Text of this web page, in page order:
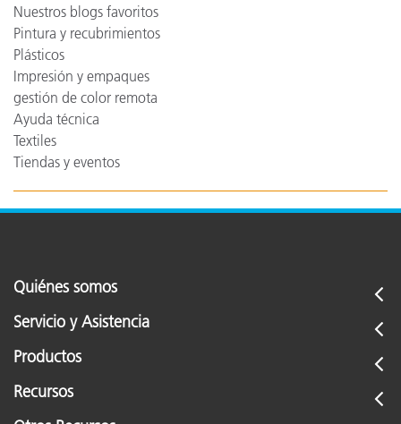
Nuestros blogs favoritos
Pintura y recubrimientos
Plásticos
Impresión y empaques
gestión de color remota
Ayuda técnica
Textiles
Tiendas y eventos
Quiénes somos
Servicio y Asistencia
Productos
Recursos